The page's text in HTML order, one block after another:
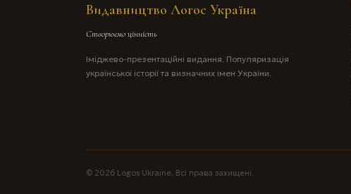
Видавництво Логос Україна
Створюємо цінність
Іміджево-презентаційні видання. Популяризація
української історії та визначних імен України.
© 2026 Logos Ukraine. Всі права захищені.